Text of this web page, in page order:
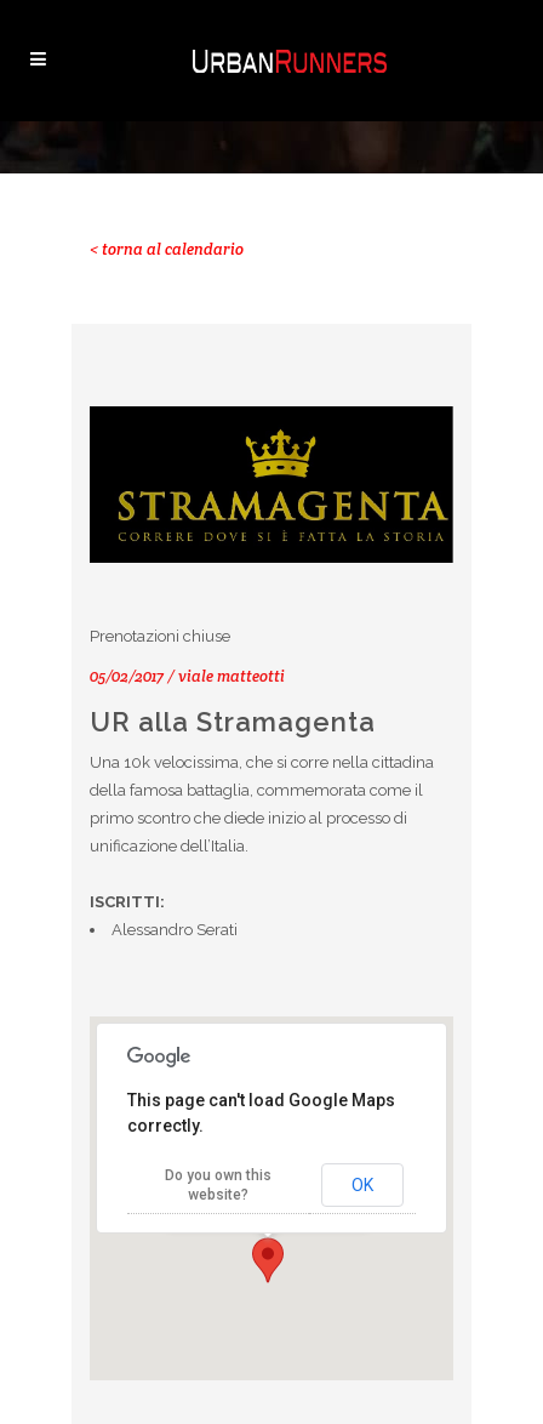
< torna al calendario
Prenotazioni chiuse
05/02/2017 / viale matteotti
UR alla Stramagenta
Una 10k velocissima, che si corre nella cittadina
della famosa battaglia, commemorata come il
primo scontro che diede inizio al processo di
unificazione dell’Italia.
ISCRITTI:
Alessandro Serati
Palazzetto dello
sport piazza del
viale matteotti - Magenta
View Eventi
This page can't load Google Maps
correctly.
Do you own this
website?
OK